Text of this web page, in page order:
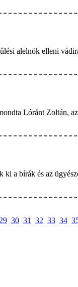
alelnök elleni
Lóránt Zoltán,
a bírák és az
29 30 31 32 33 34